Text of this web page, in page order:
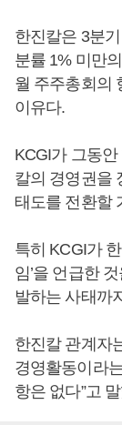
한진칼은 3분
분률 1% 미만
월 주주총회의
이유다.
KCGI가 그동
칼의 경영권을
태도를 전환할
특히 KCGI가
임’을 언급한
발하는 사태까
한진칼 관계자
경영활동이라
항은 없다”고